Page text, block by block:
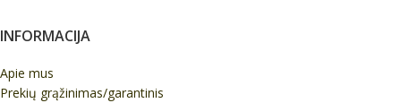
INFORMACIJA
Apie mus
Prekių grąžinimas/garantinis